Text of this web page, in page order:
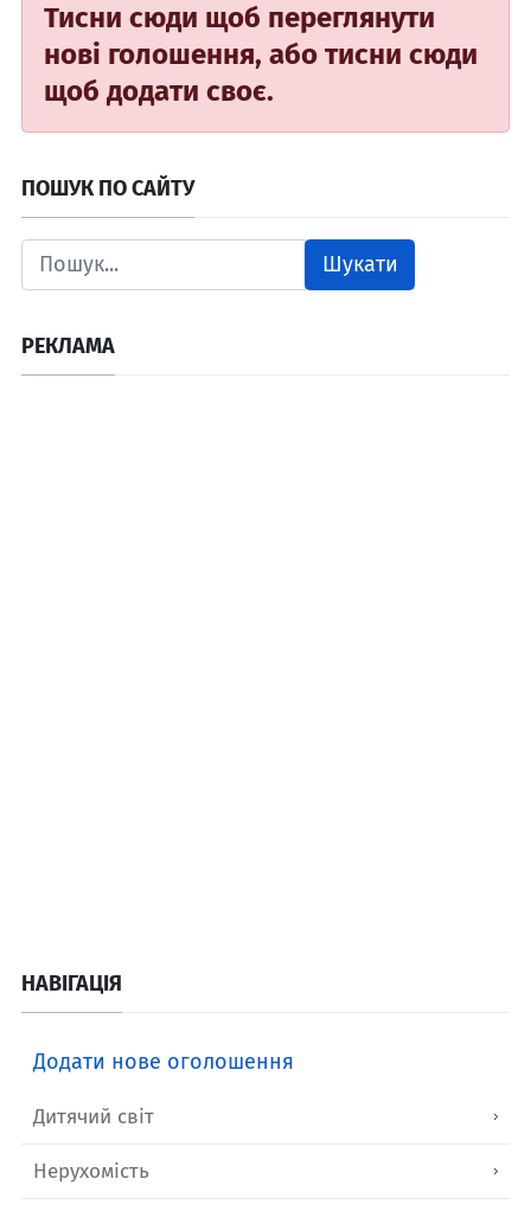
Тисни сюди щоб переглянути
нові голошення, або тисни сюди
щоб додати своє.
ПОШУК ПО САЙТУ
Шукати
РЕКЛАМА
НАВІГАЦІЯ
Додати нове оголошення
Дитячий світ
Нерухомість